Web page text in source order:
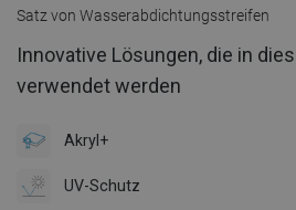
Satz von Wasserabdichtungsstreifen
Innovative Lösungen, die in
verwendet werden
Akryl+
UV-Schutz